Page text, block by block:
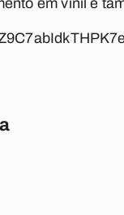
em vinil e